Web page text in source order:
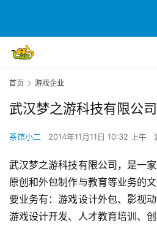
首
游
茶
原
首页 游戏企业
武汉梦之游科技有限公司
茶馆小二 2014年11月11日 10:32 上午
武汉梦之游科技有限公司，是一
原创和外包制作与教育等业务的
要业务有：游戏设计外包、影视
游戏设计开发、人才教育培训、